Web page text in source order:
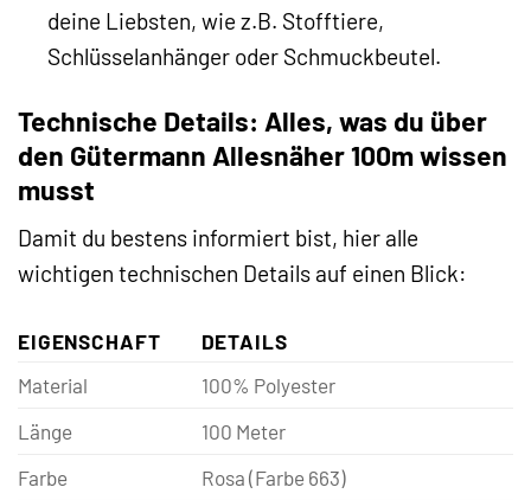
deine Liebsten, wie z.B. Stofftiere,
Schlüsselanhänger oder Schmuckbeutel.
Technische Details: Alles, was du über
den Gütermann Allesnäher 100m wissen
musst
Damit du bestens informiert bist, hier alle
wichtigen technischen Details auf einen Blick:
EIGENSCHAFT
DETAILS
Material
100% Polyester
Länge
100 Meter
Farbe
Rosa (Farbe 663)